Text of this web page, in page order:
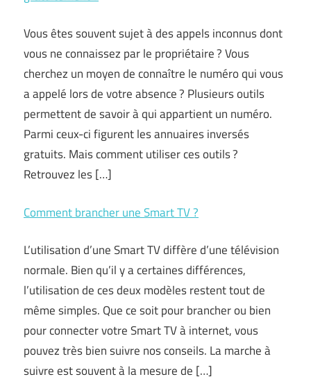
Vous êtes souvent sujet à des appels inconnus dont
vous ne connaissez par le propriétaire ? Vous
cherchez un moyen de connaître le numéro qui vous
a appelé lors de votre absence ? Plusieurs outils
permettent de savoir à qui appartient un numéro.
Parmi ceux-ci figurent les annuaires inversés
gratuits. Mais comment utiliser ces outils ?
Retrouvez les […]
Comment brancher une Smart TV ?
L’utilisation d’une Smart TV diffère d’une télévision
normale. Bien qu’il y a certaines différences,
l’utilisation de ces deux modèles restent tout de
même simples. Que ce soit pour brancher ou bien
pour connecter votre Smart TV à internet, vous
pouvez très bien suivre nos conseils. La marche à
suivre est souvent à la mesure de […]